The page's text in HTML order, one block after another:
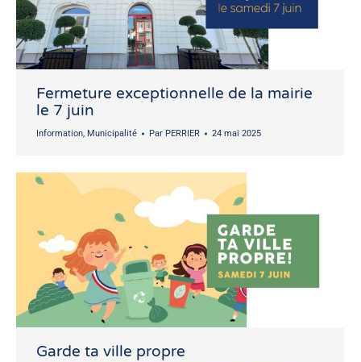
Fermeture exceptionnelle de la mairie
le 7 juin
Information, Municipalité Par PERRIER 24 mai 2025
Garde ta ville propre